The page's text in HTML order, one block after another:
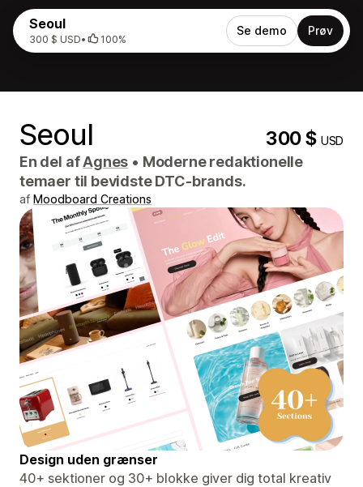
Seoul
300 $ USD• 100%
Se demo Prøv
Seoul 300 $USD
En del afAgnes • Moderne redaktionelle
temaer til bevidste DTC-brands.
af Moodboard Creations
Design uden grænser
40+ sektioner og 30+ blokke giver dig total kreativ